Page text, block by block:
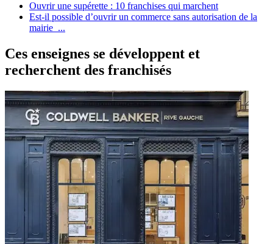
Ouvrir une supérette : 10 franchises qui marchent
Est-il possible d’ouvrir un commerce sans autorisation de la
mairie ...
Ces enseignes se développent et
recherchent des franchisés